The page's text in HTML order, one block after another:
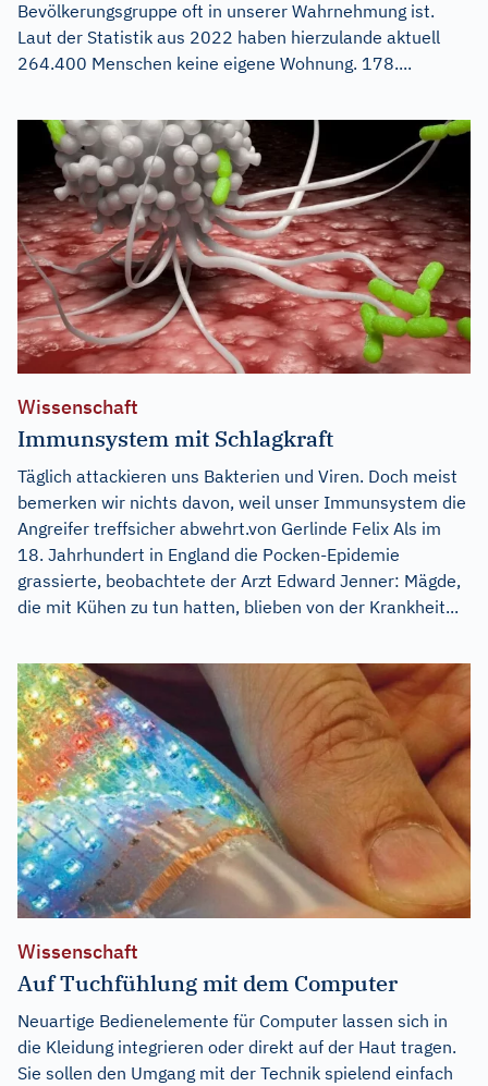
Bevölkerungsgruppe oft in unserer Wahrnehmung ist.
Laut der Statistik aus 2022 haben hierzulande aktuell
264.400 Menschen keine eigene Wohnung. 178....
Wissenschaft
Immunsystem mit Schlagkraft
Täglich attackieren uns Bakterien und Viren. Doch meist
bemerken wir nichts davon, weil unser Immunsystem die
Angreifer treffsicher abwehrt.von Gerlinde Felix Als im
18. Jahrhundert in England die Pocken-Epidemie
grassierte, beobachtete der Arzt Edward Jenner: Mägde,
die mit Kühen zu tun hatten, blieben von der Krankheit...
Wissenschaft
Auf Tuchfühlung mit dem Computer
Neuartige Bedienelemente für Computer lassen sich in
die Kleidung integrieren oder direkt auf der Haut tragen.
Sie sollen den Umgang mit der Technik spielend einfach